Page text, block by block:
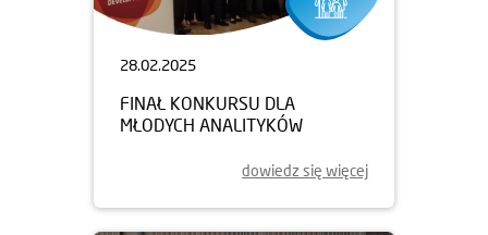
28.02.2025
FINAŁ KONKURSU DLA
MŁODYCH ANALITYKÓW
dowiedz się więcej